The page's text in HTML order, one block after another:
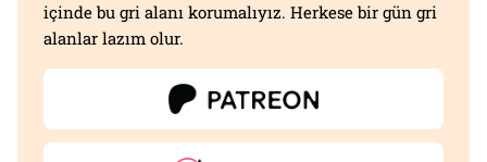
içinde bu gri alanı korumalıyız. Herkese bir gün gri
alanlar lazım olur.